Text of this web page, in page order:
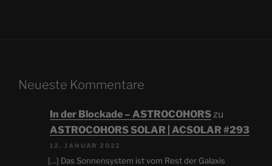
Neueste Kommentare
In der Blockade – ASTROCOHORSzu
ASTROCOHORS SOLAR | ACSOLAR #293
12. JANUAR 2022
[…] Das Sonnensystem ist vom Rest der Galaxis